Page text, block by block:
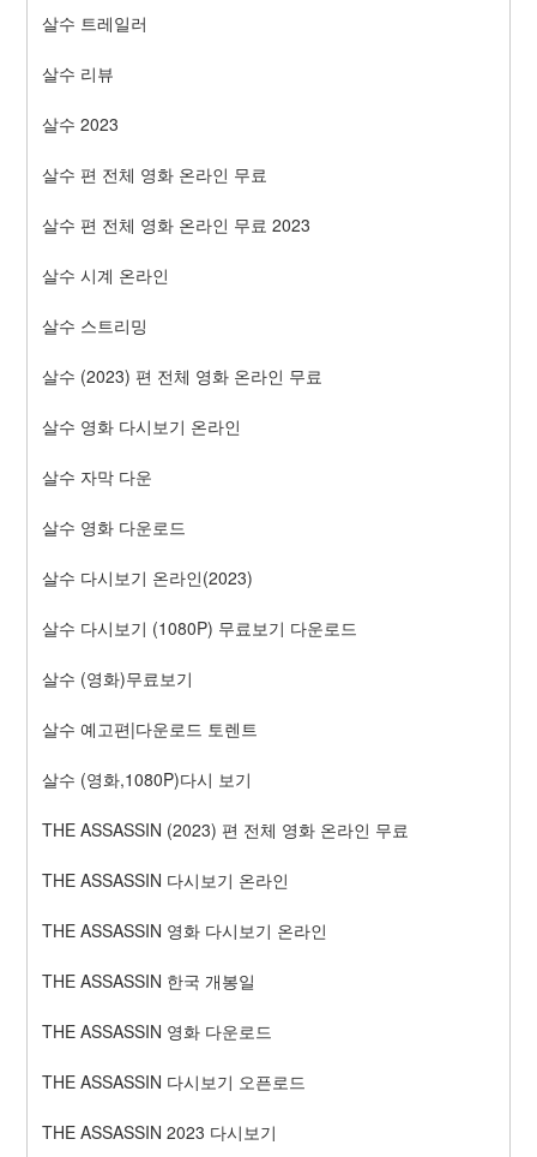
살수 트레일러
살수 리뷰
살수 2023
살수 편 전체 영화 온라인 무료
살수 편 전체 영화 온라인 무료 2023
살수 시계 온라인
살수 스트리밍
살수 (2023) 편 전체 영화 온라인 무료
살수 영화 다시보기 온라인
살수 자막 다운
살수 영화 다운로드
살수 다시보기 온라인(2023)
살수 다시보기 (1080P) 무료보기 다운로드
살수 (영화)무료보기
살수 예고편|다운로드 토렌트
살수 (영화,1080P)다시 보기
THE ASSASSIN (2023) 편 전체 영화 온라인 무료
THE ASSASSIN 다시보기 온라인
THE ASSASSIN 영화 다시보기 온라인
THE ASSASSIN 한국 개봉일
THE ASSASSIN 영화 다운로드
THE ASSASSIN 다시보기 오픈로드
THE ASSASSIN 2023 다시보기